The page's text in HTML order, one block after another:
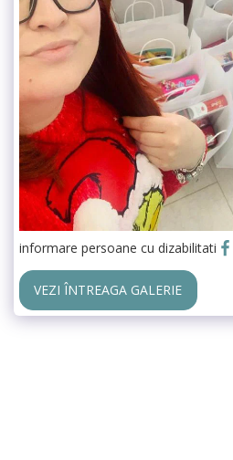
informare persoane cu dizabilitati
VEZI ÎNTREAGA GALERIE